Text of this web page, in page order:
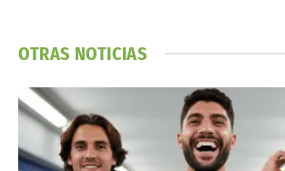
OTRAS NOTICIAS